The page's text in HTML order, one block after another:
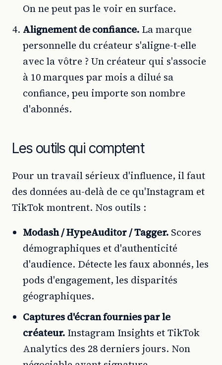
On ne peut pas le voir en surface.
Alignement de confiance. La marque
personnelle du créateur s'aligne-t-elle
avec la vôtre ? Un créateur qui s'associe
à 10 marques par mois a dilué sa
confiance, peu importe son nombre
d'abonnés.
Les outils qui comptent
Pour un travail sérieux d'influence, il faut
des données au-delà de ce qu'Instagram et
TikTok montrent. Nos outils :
Modash / HypeAuditor / Tagger. Scores
démographiques et d'authenticité
d'audience. Détecte les faux abonnés, les
pods d'engagement, les disparités
géographiques.
Captures d'écran fournies par le
créateur. Instagram Insights et TikTok
Analytics des 28 derniers jours. Non